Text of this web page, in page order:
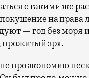
с такими же
на права
— год без моря
прожитый зря.
про экономию